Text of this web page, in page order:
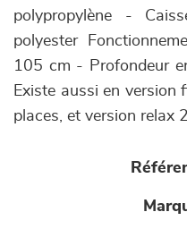
polypropylène -
polyester
105 cm - Profondeur
Existe aussi en version
places, et version relax